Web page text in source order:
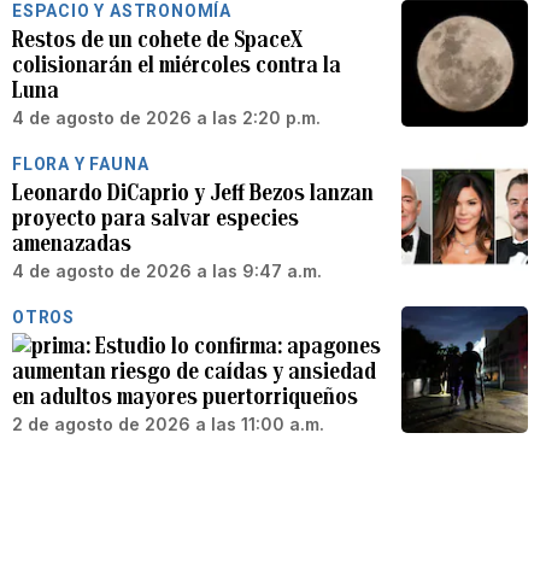
ESPACIO Y ASTRONOMÍA
Restos de un cohete de SpaceX
colisionarán el miércoles contra la
Luna
4 de agosto de 2026 a las 2:20 p.m.
FLORA Y FAUNA
Leonardo DiCaprio y Jeff Bezos lanzan
proyecto para salvar especies
amenazadas
4 de agosto de 2026 a las 9:47 a.m.
OTROS
Estudio lo confirma: apagones
aumentan riesgo de caídas y ansiedad
en adultos mayores puertorriqueños
2 de agosto de 2026 a las 11:00 a.m.